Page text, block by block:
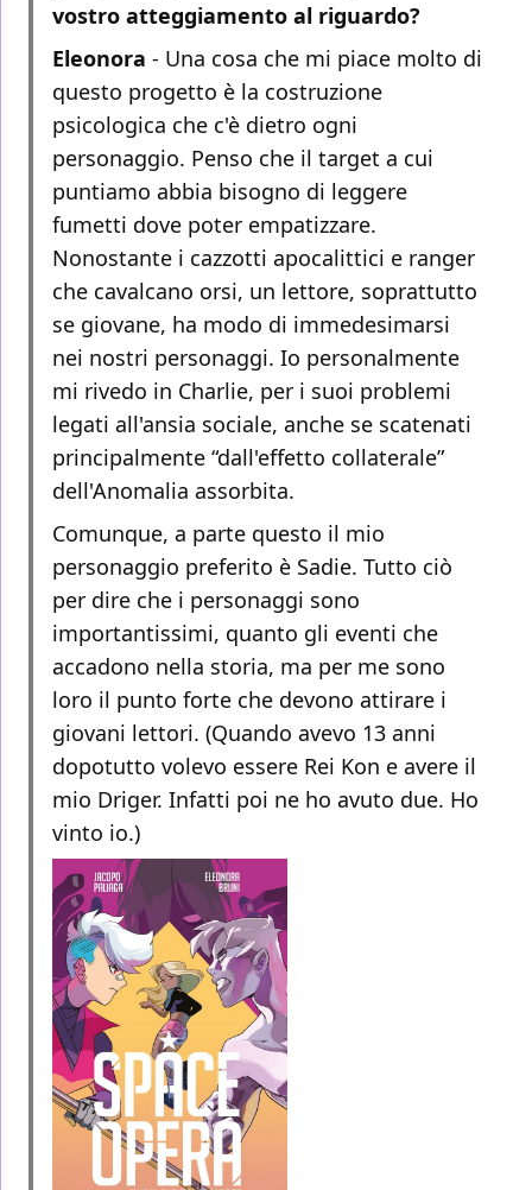
vostro atteggiamento al riguardo?
Eleonora - Una cosa che mi piace molto di
questo progetto è la costruzione
psicologica che c'è dietro ogni
personaggio. Penso che il target a cui
puntiamo abbia bisogno di leggere
fumetti dove poter empatizzare.
Nonostante i cazzotti apocalittici e ranger
che cavalcano orsi, un lettore, soprattutto
se giovane, ha modo di immedesimarsi
nei nostri personaggi. Io personalmente
mi rivedo in Charlie, per i suoi problemi
legati all'ansia sociale, anche se scatenati
principalmente “dall'effetto collaterale”
dell'Anomalia assorbita.
Comunque, a parte questo il mio
personaggio preferito è Sadie. Tutto ciò
per dire che i personaggi sono
importantissimi, quanto gli eventi che
accadono nella storia, ma per me sono
loro il punto forte che devono attirare i
giovani lettori. (Quando avevo 13 anni
dopotutto volevo essere Rei Kon e avere il
mio Driger. Infatti poi ne ho avuto due. Ho
vinto io.)